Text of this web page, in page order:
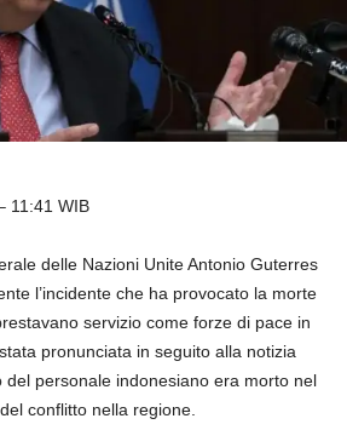
11:41 WIB
delle Nazioni Unite Antonio Guterres
l’incidente che ha provocato la morte
servizio come forze di pace in
pronunciata in seguito alla notizia
personale indonesiano era morto nel
conflitto nella regione.